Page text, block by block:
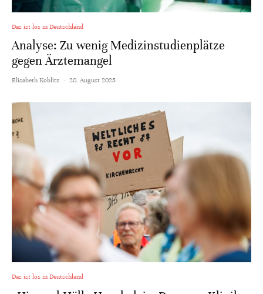
Das ist los in Deutschland
Analyse: Zu wenig Medizinstudienplätze
gegen Ärztemangel
Elisabeth Koblitz · 20. August 2025
Das ist los in Deutschland